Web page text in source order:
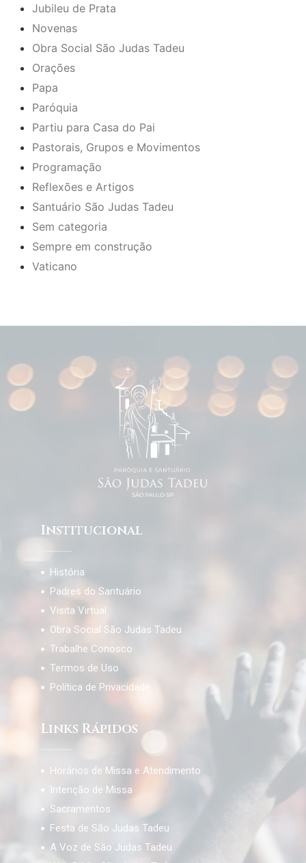
Jubileu de Prata
Novenas
Obra Social São Judas Tadeu
Orações
Papa
Paróquia
Partiu para Casa do Pai
Pastorais, Grupos e Movimentos
Programação
Reflexões e Artigos
Santuário São Judas Tadeu
Sem categoria
Sempre em construção
Vaticano
Institucional
História
Padres do Santuário
Visita Virtual
Obra Social São Judas Tadeu
Trabalhe Conosco
Termos de Uso
Política de Privacidade
Links Rápidos
Horários de Missa e Atendimento
Intenção de Missa
Sacramentos
Festa de São Judas Tadeu
A Voz de São Judas Tadeu